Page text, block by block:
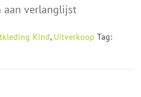
aan verlanglijst
Kind, Uitverkoop Tag: